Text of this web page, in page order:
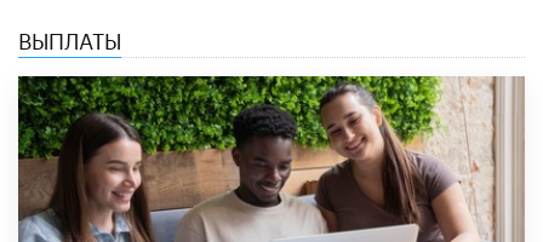
ВЫПЛАТЫ